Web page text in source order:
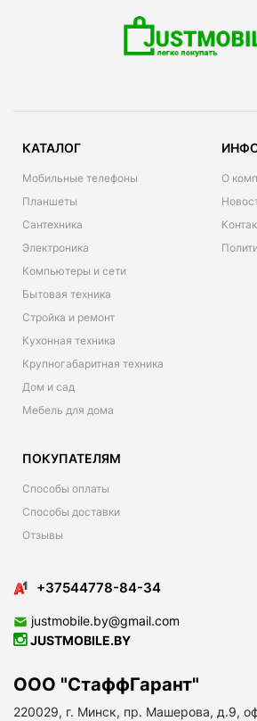
КАТАЛОГ
Мобильные телефоны
Планшеты
Сантехника
Электроника
Компьютеры и сети
Бытовая техника
Стройка и ремонт
Кухонная техника
Крупногабаритная техника
Дом и сад
Мебель для дома
О
ПОКУПАТЕЛЯМ
Способы оплаты
Способы доставки
Отзывы
+37544778-84-34
justmobile.by@gmail.com
JUSTMOBILE.BY
ООО "СтаффГарант"
220029, г. Минск, пр. Машерова, д.9,